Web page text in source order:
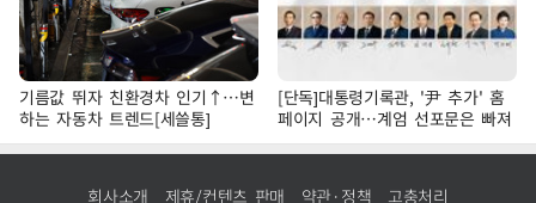
기름값 뛰자 친환경차 인기↑…변
하는 자동차 트렌드[세쓸통]
[단독]대통령기록관, '尹 추가' 홈
페이지 공개…계엄 선포문은 빠져
회사소개 제휴/컨텐츠 판매 약관·정책 고충처리